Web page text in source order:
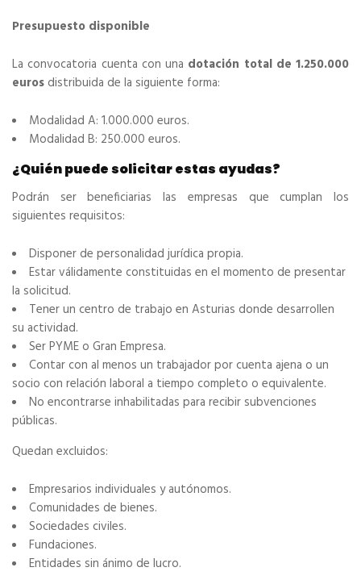
Presupuesto disponible
La convocatoria cuenta con una dotación total de 1.250.000
euros distribuida de la siguiente forma:
Modalidad A: 1.000.000 euros.
Modalidad B: 250.000 euros.
¿Quién puede solicitar estas ayudas?
Podrán ser beneficiarias las empresas que cumplan los
siguientes requisitos:
Disponer de personalidad jurídica propia.
Estar válidamente constituidas en el momento de presentar
la solicitud.
Tener un centro de trabajo en Asturias donde desarrollen
su actividad.
Ser PYME o Gran Empresa.
Contar con al menos un trabajador por cuenta ajena o un
socio con relación laboral a tiempo completo o equivalente.
No encontrarse inhabilitadas para recibir subvenciones
públicas.
Quedan excluidos:
Empresarios individuales y autónomos.
Comunidades de bienes.
Sociedades civiles.
Fundaciones.
Entidades sin ánimo de lucro.